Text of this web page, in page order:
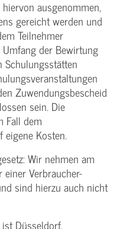
ausgenommen,
gereicht werden und
Teilnehmer
der Bewirtung
Schulungsstätten
Zuwendungs­bescheid
sein. Die
Fall dem
Kosten.
Wir nehmen am
einer Verbraucher­
sind hierzu auch nicht
Düsseldorf.